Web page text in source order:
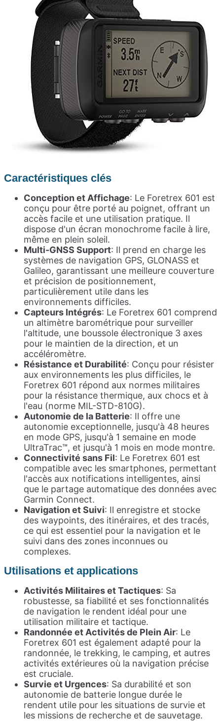
Caractéristiques clés
Conception et Affichage: Le Foretrex 601 est
conçu pour être porté au poignet, offrant un
accès facile et une utilisation pratique. Il
dispose d'un écran monochrome facile à lire,
même en plein soleil.
Multi-GNSS Support: Il prend en charge les
systèmes de navigation GPS, GLONASS et
Galileo, garantissant une meilleure couverture
et précision de positionnement,
particulièrement utile dans les
environnements difficiles.
Capteurs Intégrés: Le Foretrex 601 comprend
un altimètre barométrique pour surveiller
l'altitude, une boussole électronique 3 axes
pour le maintien de la direction, et un
accéléromètre.
Résistance et Durabilité: Conçu pour résister
aux environnements les plus difficiles, le
Foretrex 601 répond aux normes militaires
pour la résistance thermique, aux chocs et à
l'eau (norme MIL-STD-810G).
Autonomie de la Batterie: Il offre une
autonomie exceptionnelle, jusqu'à 48 heures
en mode GPS, jusqu'à 1 semaine en mode
UltraTrac™, et jusqu'à 1 mois en mode montre.
Connectivité sans Fil: Le Foretrex 601 est
compatible avec les smartphones, permettant
l'accès aux notifications intelligentes, ainsi
que le partage automatique des données avec
Garmin Connect.
Navigation et Suivi: Il enregistre et stocke
des waypoints, des itinéraires, et des tracés,
ce qui est essentiel pour la navigation et le
suivi dans des zones inconnues ou
complexes.
Utilisations et applications
Activités Militaires et Tactiques: Sa
robustesse, sa fiabilité et ses fonctionnalités
de navigation le rendent idéal pour une
utilisation militaire et tactique.
Randonnée et Activités de Plein Air: Le
Foretrex 601 est également adapté pour la
randonnée, le trekking, le camping, et autres
activités extérieures où la navigation précise
est cruciale.
Survie et Urgences: Sa durabilité et son
autonomie de batterie longue durée le
rendent utile pour les situations de survie et
les missions de recherche et de sauvetage.